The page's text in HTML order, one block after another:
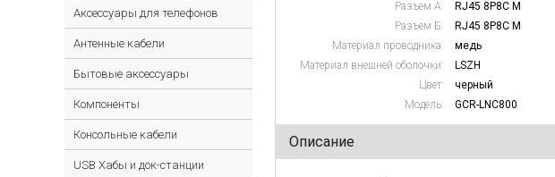
Аксессуары для телефонов
Антенные кабели
Бытовые аксессуары
Компоненты
Консольные кабели
USB Хабы и док-станции
Разъем А:
RJ45 8P8C M
Разъем Б:
RJ45 8P8C M
Материал проводника:
медь
Материал внешней оболочки:
LSZH
Цвет:
черный
Модель:
GCR-LNC800
Описание